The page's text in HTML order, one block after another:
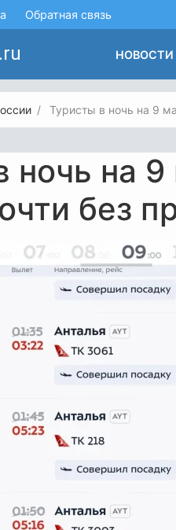
Обратная связь
НОВОСТИ
Туристы в ночь на 9
ночь на 9
без